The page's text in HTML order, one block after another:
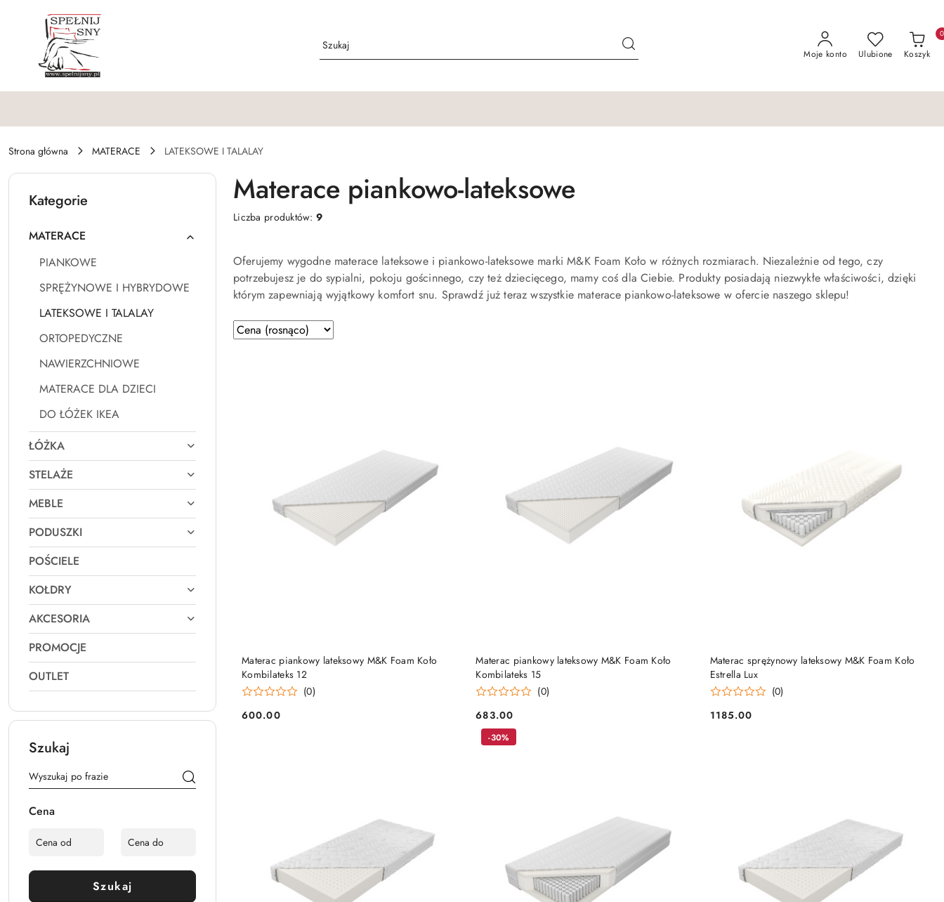
Przejdź do treści głównej
Przejdź do wyszukiwarki
Przejdź do moje konto
Przejdź do menu głównego
Przejdź do stopki
Moje konto Ulubione Koszyk
0
Strona główna MATERACE LATEKSOWE I TALALAY
Kategorie
MATERACE
PIANKOWE
SPRĘŻYNOWE I HYBRYDOWE
LATEKSOWE I TALALAY
ORTOPEDYCZNE
NAWIERZCHNIOWE
MATERACE DLA DZIECI
DO ŁÓŻEK IKEA
ŁÓŻKA
STELAŻE
MEBLE
PODUSZKI
POŚCIELE
KOŁDRY
AKCESORIA
PROMOCJE
OUTLET
Szukaj
Cena
Szukaj
Materace piankowo-lateksowe
Liczba produktów:9
Oferujemy wygodne materace lateksowe i piankowo-lateksowe marki M&K Foam Koło w różnych rozmiarach. Niezależnie od tego, czy
potrzebujesz je do sypialni, pokoju gościnnego, czy też dziecięcego, mamy coś dla Ciebie. Produkty posiadają niezwykłe właściwości, dzięki
którym zapewniają wyjątkowy komfort snu. Sprawdź już teraz wszystkie materace piankowo-lateksowe w ofercie naszego sklepu!
Zastosowano
sortowanie:
Sortuj
według
Materac piankowy lateksowy M&K Foam Koło
Kombilateks 12
(0)
Cena:
600.00
DO KOSZYKA
Materac piankowy lateksowy M&K Foam Koło
Kombilateks 15
(0)
Cena:
683.00
DO KOSZYKA
Materac sprężynowy lateksowy M&K Foam Koło
Estrella Lux
(0)
Cena:
1185.00
DO KOSZYKA
-30%